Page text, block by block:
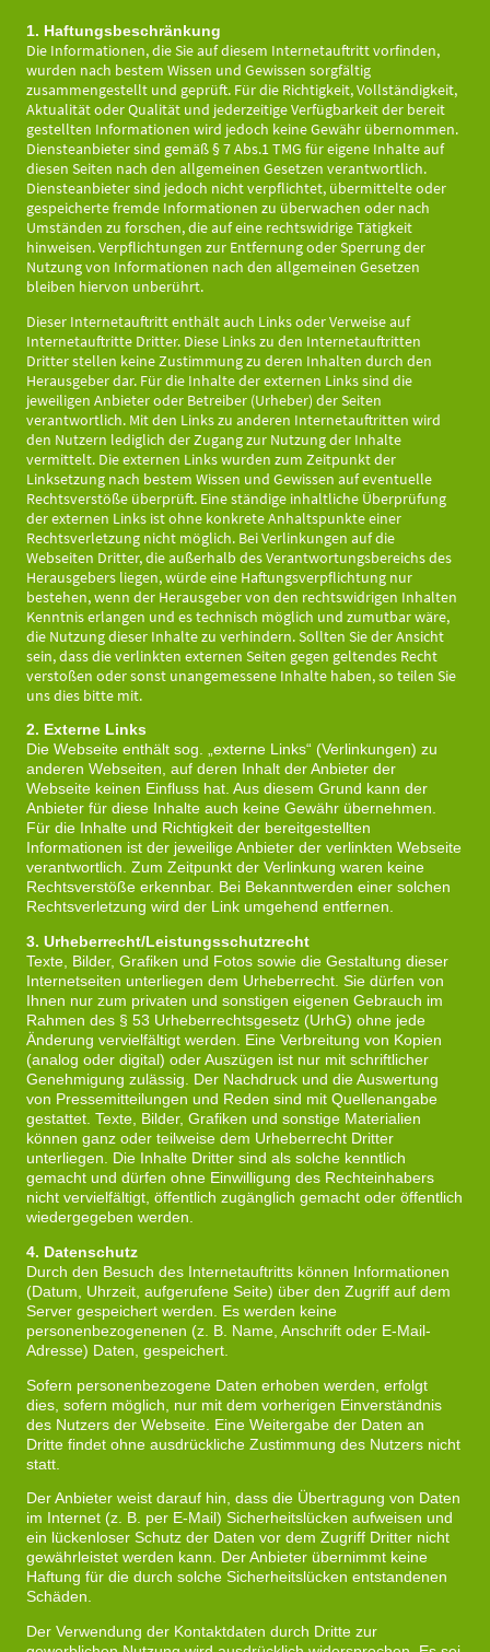
1. Haftungsbeschränkung
Die Informationen, die Sie auf diesem Internetauftritt vorfinden,
wurden nach bestem Wissen und Gewissen sorgfältig
zusammengestellt und geprüft. Für die Richtigkeit, Vollständigkeit,
Aktualität oder Qualität und jederzeitige Verfügbarkeit der bereit
gestellten Informationen wird jedoch keine Gewähr übernommen.
Diensteanbieter sind gemäß § 7 Abs.1 TMG für eigene Inhalte auf
diesen Seiten nach den allgemeinen Gesetzen verantwortlich.
Diensteanbieter sind jedoch nicht verpflichtet, übermittelte oder
gespeicherte fremde Informationen zu überwachen oder nach
Umständen zu forschen, die auf eine rechtswidrige Tätigkeit
hinweisen. Verpflichtungen zur Entfernung oder Sperrung der
Nutzung von Informationen nach den allgemeinen Gesetzen
bleiben hiervon unberührt.
Dieser Internetauftritt enthält auch Links oder Verweise auf
Internetauftritte Dritter. Diese Links zu den Internetauftritten
Dritter stellen keine Zustimmung zu deren Inhalten durch den
Herausgeber dar. Für die Inhalte der externen Links sind die
jeweiligen Anbieter oder Betreiber (Urheber) der Seiten
verantwortlich. Mit den Links zu anderen Internetauftritten wird
den Nutzern lediglich der Zugang zur Nutzung der Inhalte
vermittelt. Die externen Links wurden zum Zeitpunkt der
Linksetzung nach bestem Wissen und Gewissen auf eventuelle
Rechtsverstöße überprüft. Eine ständige inhaltliche Überprüfung
der externen Links ist ohne konkrete Anhaltspunkte einer
Rechtsverletzung nicht möglich. Bei Verlinkungen auf die
Webseiten Dritter, die außerhalb des Verantwortungsbereichs des
Herausgebers liegen, würde eine Haftungsverpflichtung nur
bestehen, wenn der Herausgeber von den rechtswidrigen Inhalten
Kenntnis erlangen und es technisch möglich und zumutbar wäre,
die Nutzung dieser Inhalte zu verhindern. Sollten Sie der Ansicht
sein, dass die verlinkten externen Seiten gegen geltendes Recht
verstoßen oder sonst unangemessene Inhalte haben, so teilen Sie
uns dies bitte mit.
2. Externe Links
Die Webseite enthält sog. „externe Links“ (Verlinkungen) zu
anderen Webseiten, auf deren Inhalt der Anbieter der
Webseite keinen Einfluss hat. Aus diesem Grund kann der
Anbieter für diese Inhalte auch keine Gewähr übernehmen.
Für die Inhalte und Richtigkeit der bereitgestellten
Informationen ist der jeweilige Anbieter der verlinkten Webseite
verantwortlich. Zum Zeitpunkt der Verlinkung waren keine
Rechtsverstöße erkennbar. Bei Bekanntwerden einer solchen
Rechtsverletzung wird der Link umgehend entfernen.
3. Urheberrecht/Leistungsschutzrecht
Texte, Bilder, Grafiken und Fotos sowie die Gestaltung dieser
Internetseiten unterliegen dem Urheberrecht. Sie dürfen von
Ihnen nur zum privaten und sonstigen eigenen Gebrauch im
Rahmen des § 53 Urheberrechtsgesetz (UrhG) ohne jede
Änderung vervielfältigt werden. Eine Verbreitung von Kopien
(analog oder digital) oder Auszügen ist nur mit schriftlicher
Genehmigung zulässig. Der Nachdruck und die Auswertung
von Pressemitteilungen und Reden sind mit Quellenangabe
gestattet. Texte, Bilder, Grafiken und sonstige Materialien
können ganz oder teilweise dem Urheberrecht Dritter
unterliegen. Die Inhalte Dritter sind als solche kenntlich
gemacht und dürfen ohne Einwilligung des Rechteinhabers
nicht vervielfältigt, öffentlich zugänglich gemacht oder öffentlich
wiedergegeben werden.
4. Datenschutz
Durch den Besuch des Internetauftritts können Informationen
(Datum, Uhrzeit, aufgerufene Seite) über den Zugriff auf dem
Server gespeichert werden. Es werden keine
personenbezogenenen (z. B. Name, Anschrift oder E-Mail-
Adresse) Daten, gespeichert.
Sofern personenbezogene Daten erhoben werden, erfolgt
dies, sofern möglich, nur mit dem vorherigen Einverständnis
des Nutzers der Webseite. Eine Weitergabe der Daten an
Dritte findet ohne ausdrückliche Zustimmung des Nutzers nicht
statt.
Der Anbieter weist darauf hin, dass die Übertragung von Daten
im Internet (z. B. per E-Mail) Sicherheitslücken aufweisen und
ein lückenloser Schutz der Daten vor dem Zugriff Dritter nicht
gewährleistet werden kann. Der Anbieter übernimmt keine
Haftung für die durch solche Sicherheitslücken entstandenen
Schäden.
Der Verwendung der Kontaktdaten durch Dritte zur